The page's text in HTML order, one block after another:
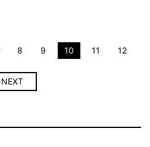
8 9 10 11 12
NEXT